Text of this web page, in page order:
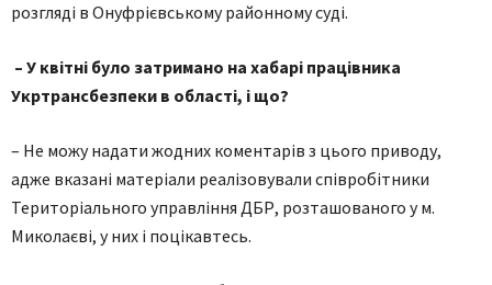
розгляді в Онуфрієвському районному суді.
– У квітні було затримано на хабарі працівника
Укртрансбезпеки в області, і що?
– Не можу надати жодних коментарів з цього приводу,
адже вказані матеріали реалізовували співробітники
Територіального управління ДБР, розташованого у м.
Миколаєві, у них і поцікавтесь.